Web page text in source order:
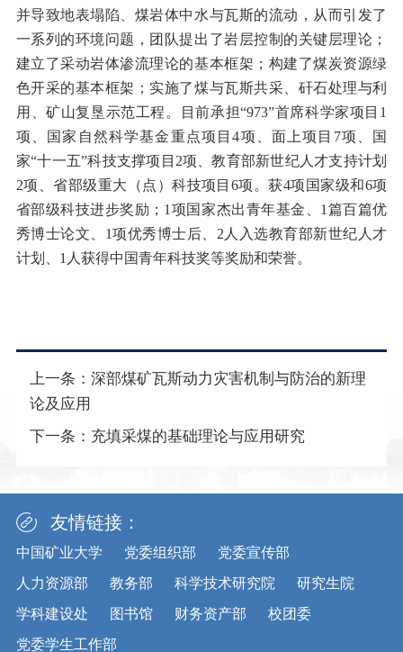
并导致地表塌陷、煤岩体中水与瓦斯的流动，从而引发了
一系列的环境问题，团队提出了岩层控制的关键层理论；
建立了采动岩体渗流理论的基本框架；构建了煤炭资源绿
色开采的基本框架；实施了煤与瓦斯共采、矸石处理与利
用、矿山复垦示范工程。目前承担“973”首席科学家项目 1
项、国家自然科学基金重点项目4项、面上项目 7项、国
家“十一五”科技支撑项目 2项、教育部新世纪人才支持计划
2项、省部级重大（点）科技项目 6项。获4项国家级和6项
省部级科技进步奖励； 1 项国家杰出青年基金、 1 篇百篇优
秀博士论文、 1项优秀博士后、 2 人入选教育部新世纪人才
计划、 1 人获得中国青年科技奖等奖励和荣誉。
上一条： 深部煤矿瓦斯动力灾害机制与防治的新理
论及应用
下一条： 充填采煤的基础理论与应用研究
友情链接：
中国矿业大学 党委组织部
党委宣传部
人力资源部
教务部 科学技术研究院
研究生院
学科建设处
图书馆 财务资产部
校团委
党委学生工作部